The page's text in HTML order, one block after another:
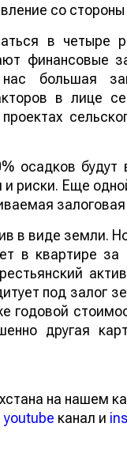
со стороны
в четыре
финансовые
большая
в лице
осадков будут
риски. Еще
в виде земли.
в квартире
под залог
годовой
другая
на нашем
youtube канал и